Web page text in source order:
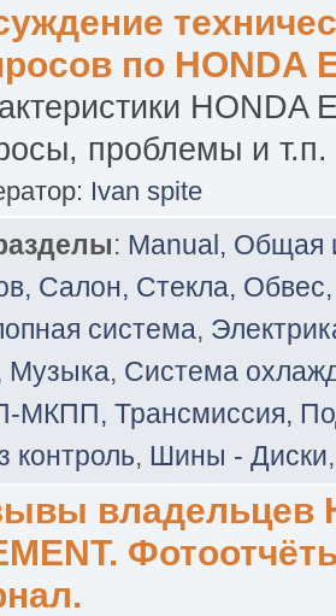
по HONDA
HONDA
проблемы и т.п.
Ivan spite
: Manual,
Салон, Стекла,
система,
Музыка, Система
МКПП, Трансмиссия,
контроль, Шины - Диски
владельцев